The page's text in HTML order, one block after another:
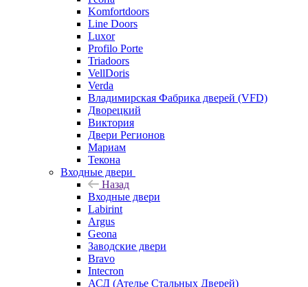
Komfortdoors
Line Doors
Luxor
Profilo Porte
Triadoors
VellDoris
Verda
Владимирская Фабрика дверей (VFD)
Дворецкий
Виктория
Двери Регионов
Мариам
Текона
Входные двери
Назад
Входные двери
Labirint
Argus
Geona
Заводские двери
Bravo
Intecron
АСД (Ателье Стальных Дверей)